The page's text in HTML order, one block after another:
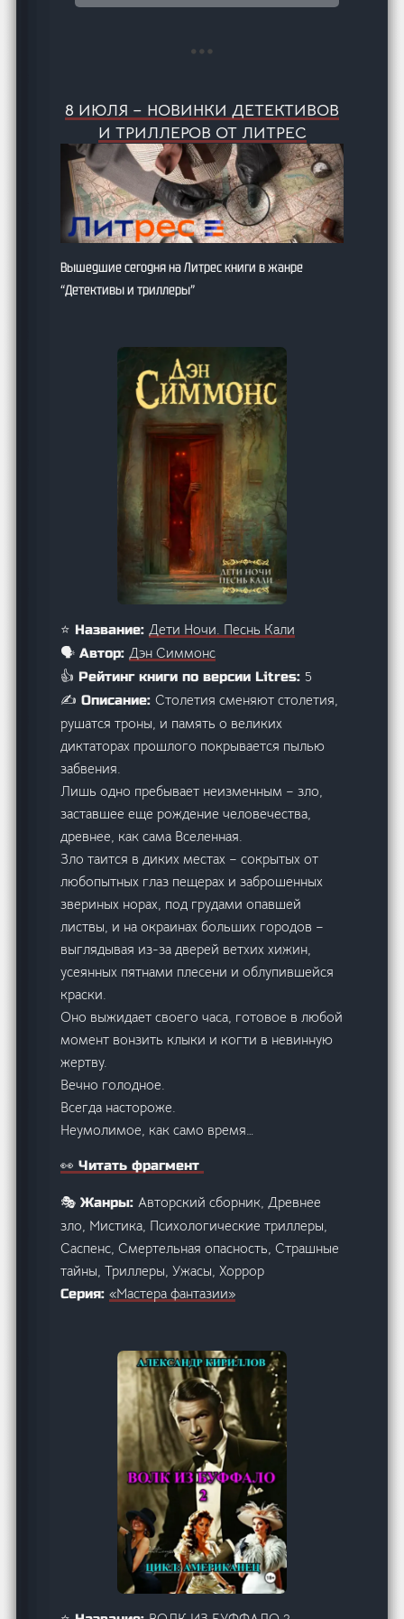
8 ИЮЛЯ – НОВИНКИ ДЕТЕКТИВОВ
И ТРИЛЛЕРОВ ОТ ЛИТРЕС
Вышедшие сегодня на Литрес книги в жанре
“Детективы и триллеры”
⭐ Название:Дети Ночи. Песнь Кали
🗣️ Автор:Дэн Симмонс
👍 Рейтинг книги по версии Litres: 5
✍️ Описание:Столетия сменяют столетия,
рушатся троны, и память о великих
диктаторах прошлого покрывается пылью
забвения.
Лишь одно пребывает неизменным – зло,
заставшее еще рождение человечества,
древнее, как сама Вселенная.
Зло таится в диких местах – сокрытых от
любопытных глаз пещерах и заброшенных
звериных норах, под грудами опавшей
листвы, и на окраинах больших городов –
выглядывая из-за дверей ветхих хижин,
усеянных пятнами плесени и облупившейся
краски.
Оно выжидает своего часа, готовое в любой
момент вонзить клыки и когти в невинную
жертву.
Вечно голодное.
Всегда настороже.
Неумолимое, как само время…
👀 Читать фрагмент
🎭 Жанры:Авторский сборник, Древнее
зло, Мистика, Психологические триллеры,
Саспенс, Смертельная опасность, Страшные
тайны, Триллеры, Ужасы, Хоррор
Серия:«Мастера фантазии»